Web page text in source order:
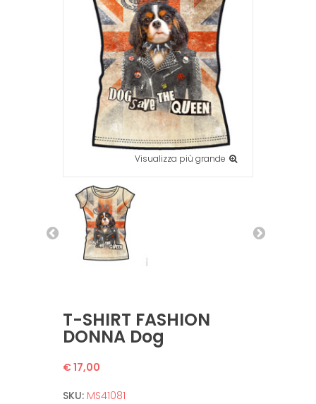
Visualizza più grande
T-SHIRT FASHION
DONNA Dog
€ 17,00
SKU: MS41081